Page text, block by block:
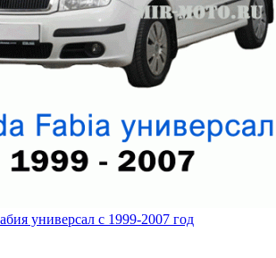
универсал с 1999-2007 год